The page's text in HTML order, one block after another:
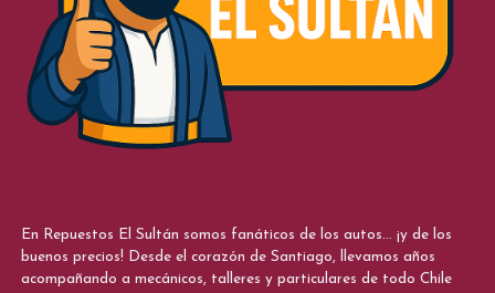
En Repuestos El Sultán somos fanáticos de los autos... ¡y de los
buenos precios! Desde el corazón de Santiago, llevamos años
acompañando a mecánicos, talleres y particulares de todo Chile